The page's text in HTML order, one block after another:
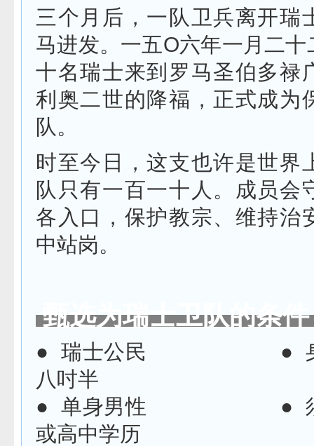
三个月后，一队卫兵离开瑞
马进发。一五O六年一月二
十名瑞士来到罗马圣伯多禄
利奥二世的降福，正式成为
队。
时至今日，这支也许是世界
队只有一百一十人。成员会
各入口，保护教宗、维持治
中站岗。
甄选为瑞士卫队的条
● 瑞士公民 ●
八吋半
● 单身男性 ●
或高中学历